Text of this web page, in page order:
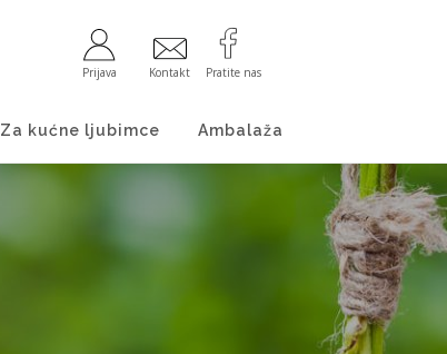
Prijava Kontakt Pratite nas
Za kućne ljubimce Ambalaža